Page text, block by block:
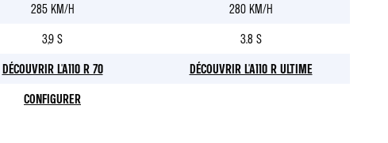
285 KM/H
280 KM/H
3,9 S
3.8 S
DÉCOUVRIR L'A110 R 70
DÉCOUVRIR L'A110 R ULTIME
CONFIGURER